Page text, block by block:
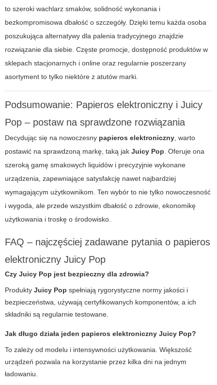
to szeroki wachlarz smaków, solidność wykonania i
bezkompromisowa dbałość o szczegóły. Dzięki temu każda osoba
poszukująca alternatywy dla palenia tradycyjnego znajdzie
rozwiązanie dla siebie. Częste promocje, dostępność produktów w
sklepach stacjonarnych i online oraz regularnie poszerzany
asortyment to tylko niektóre z atutów marki.
Podsumowanie: Papieros elektroniczny i Juicy
Pop – postaw na sprawdzone rozwiązania
Decydując się na nowoczesny papieros elektroniczny, warto
postawić na sprawdzoną markę, taką jak Juicy Pop. Oferuje ona
szeroką gamę smakowych liquidów i precyzyjnie wykonane
urządzenia, zapewniające satysfakcję nawet najbardziej
wymagającym użytkownikom. Ten wybór to nie tylko nowoczesność
i wygoda, ale przede wszystkim dbałość o zdrowie, ekonomikę
użytkowania i troskę o środowisko.
FAQ – najczęściej zadawane pytania o papieros
elektroniczny Juicy Pop
Czy Juicy Pop jest bezpieczny dla zdrowia?
Produkty Juicy Pop spełniają rygorystyczne normy jakości i
bezpieczeństwa, używają certyfikowanych komponentów, a ich
składniki są regularnie testowane.
Jak długo działa jeden papieros elektroniczny Juicy Pop?
To zależy od modelu i intensywności użytkowania. Większość
urządzeń pozwala na korzystanie przez kilka dni na jednym
ładowaniu.